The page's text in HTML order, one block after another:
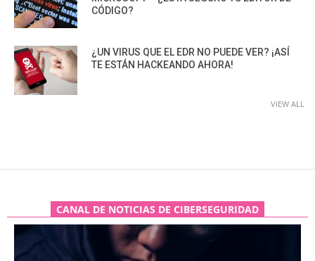
CÓDIGO?
¿UN VIRUS QUE EL EDR NO PUEDE VER? ¡ASÍ
TE ESTÁN HACKEANDO AHORA!
VIEW ALL
CANAL DE NOTICIAS DE CIBERSEGURIDAD